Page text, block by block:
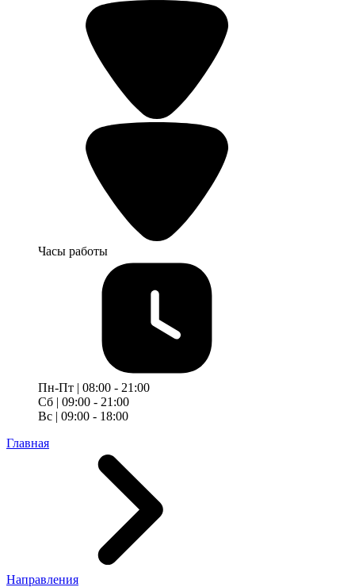
Часы работы
Пн-Пт | 08:00 - 21:00
Сб | 09:00 - 21:00
Вс | 09:00 - 18:00
Главная
Направления